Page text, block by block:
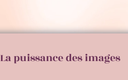
La puissance des images